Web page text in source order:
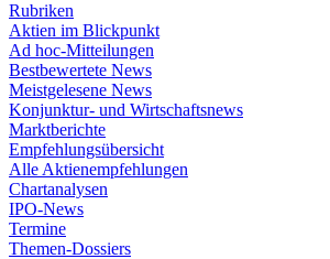
Rubriken
Aktien im Blickpunkt
Ad hoc-Mitteilungen
Bestbewertete News
Meistgelesene News
Konjunktur- und Wirtschaftsnews
Marktberichte
Empfehlungsübersicht
Alle Aktienempfehlungen
Chartanalysen
IPO-News
Termine
Themen-Dossiers